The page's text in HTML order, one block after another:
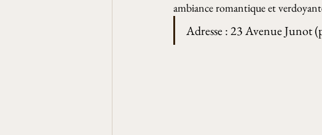
ambiance romantique et
Adresse : 23 Avenue Junot